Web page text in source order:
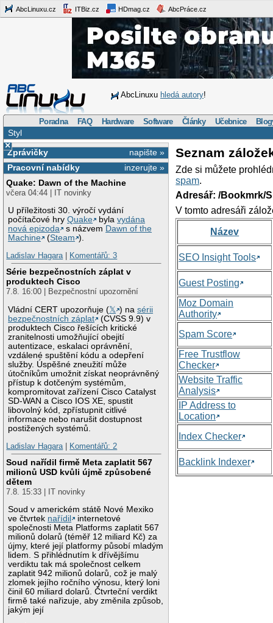
AbcLinuxu.cz ITBiz.cz HDmag.cz AbcPráce.cz
AbcLinuxu hledá autory!
Poradna FAQ Hardware Software Články Učebnice
Styl
×
napište »
Zprávičky
inzerujte »
Pracovní nabídky
Quake: Dawn of the Machine
včera 04:44 | IT novinky
U příležitosti 30. výročí vydání
počítačové hryQuake bylavydána
nová epizoda
s názvem Dawn of the
Machine
(Steam ).
Ladislav Hagara| Komentářů: 3
Série bezpečnostních záplat v
produktech Cisco
7.8. 16:00 | Bezpečnostní upozornění
Vládní CERT upozorňuje (𝕏 ) nasérii
bezpečnostních záplat
(CVSS 9.9) v
produktech Cisco řešících kritické
zranitelnosti umožňující obejití
autentizace, eskalaci oprávnění,
vzdálené spuštění kódu a odepření
služby. Úspěšné zneužití může
útočníkům umožnit získat neoprávněný
přístup k dotčeným systémům,
kompromitovat zařízení Cisco Catalyst
SD-WAN a Cisco IOS XE, spustit
libovolný kód, zpřístupnit citlivé
informace nebo narušit dostupnost
postižených systémů.
Ladislav Hagara| Komentářů: 2
Soud nařídil firmě Meta zaplatit 567
milionů USD kvůli újmě způsobené
dětem
7.8. 15:33 | IT novinky
Soud v americkém státě Nové Mexiko
ve čtvrtek nařídil
internetové
společnosti Meta Platforms zaplatit 567
milionů dolarů (téměř 12 miliard Kč) za
újmy, které její platformy působí mladým
lidem. S přihlédnutím k dřívějšímu
verdiktu tak má společnost celkem
zaplatit 942 milionů dolarů, což je malý
zlomek jejího ročního výnosu, který loni
činil 60 miliard dolarů. Čtvrteční verdikt
firmě také nařizuje, aby změnila způsob,
jakým její
Seznam
Zde si můžete
spam.
Adresář: /Bookmrk/
V tomto adresáři
Název
SEO Insight Tools
Guest Posting
Moz Domain
Authority
Spam Score
Free Trustflow
Checker
Website Traffic
Analysis
IP Address to
Location
Index Checker
Backlink Indexer